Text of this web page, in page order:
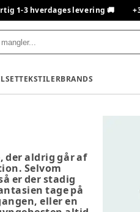
1-3 hverdages levering 🚚
TEKSTILERBRANDS
der aldrig går af
Selvom
er der stadig
tage på
eller en